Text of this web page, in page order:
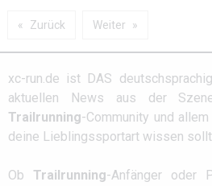
Zurück Weiter
xc-run.de ist DAS
aktuellen News aus der
Trailrunning-Community und
deine Lieblingssportart wissen
Ob Trailrunning-Anfänger oder